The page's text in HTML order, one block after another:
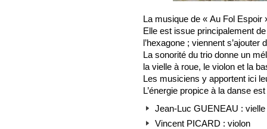
La musique de « Au Fol
Elle est issue principalement
l’hexagone ; viennent
La sonorité du trio donne un
la vielle à roue, le violon et la
Les musiciens y apportent ici
L’énergie propice à la danse
Jean-Luc GUENEAU : vielle
Vincent PICARD : violon